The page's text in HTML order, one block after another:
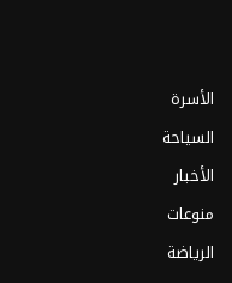
الأسرة
السياحة
الأخبار
منوعات
الرياضة